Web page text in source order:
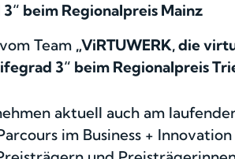
beim Regionalpreis Mainz
Team „ViRTUWERK, die
3“ beim Regionalpreis
aktuell auch am
im Business +